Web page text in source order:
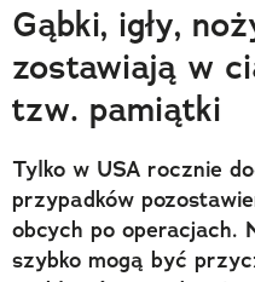
Trendbook Podróżniczy
Polecane
Gąbki, igły,
zostawiają w
tzw. pamiątki
Tylko w USA rocznie
przypadków
obcych po operacjach.
szybko mogą być